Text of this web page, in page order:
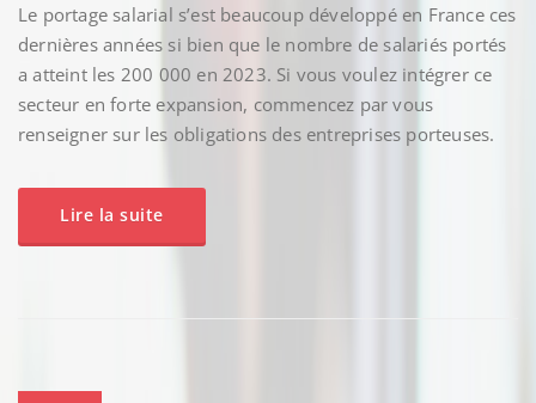
Le portage salarial s’est beaucoup développé en France ces
dernières années si bien que le nombre de salariés portés
a atteint les 200 000 en 2023. Si vous voulez intégrer ce
secteur en forte expansion, commencez par vous
renseigner sur les obligations des entreprises porteuses.
Lire la suite